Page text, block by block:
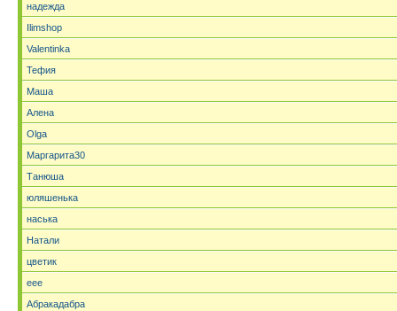
надежда
Ilimshop
Valentinka
Тефия
Маша
Алена
Olga
Маргарита30
Танюша
юляшенька
наська
Натали
цветик
eee
Абракадабра